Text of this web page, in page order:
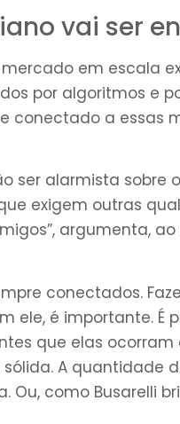
vai ser
em escala
por algoritmos e
conectado a essas
ser alarmista
exigem outras
argumenta,
conectados.
ele, é importante.
que elas
A quantidade
Ou, como Busarelli